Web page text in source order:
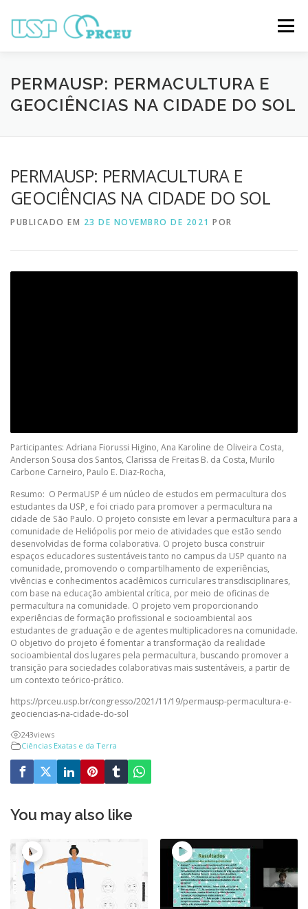
para
Menu
O CONGRESSO PARTICIPAÇÃO VÍDEOS
NOTÍCIAS CONTATO
PERMAUSP: PERMACULTURA E
GEOCIÊNCIAS NA CIDADE DO SOL
PERMAUSP: PERMACULTURA E
GEOCIÊNCIAS NA CIDADE DO SOL
PUBLICADO EM 23 DE NOVEMBRO DE 2021 POR
Participantes: Adriana Fiorussi Higino, Ana Karoline de Oliveira Costa,
Anderson Sousa dos Santos, Clarissa de Freitas B. da Costa, Murilo
Carbone Carneiro, Paulo E. Diaz-Rocha,
Resumo: O PermaUSP é um núcleo de estudos em permacultura dos
estudantes da USP, e foi criado para promover a permacultura na
cidade de São Paulo. O projeto consiste em levar a permacultura para a
comunidade de Heliópolis por meio de atividades que estão sendo
desenvolvidas de forma colaborativa. O projeto busca construir
espaços educadores sustentáveis tanto no campus da USP quanto na
comunidade, promovendo o compartilhamento de experiências,
vivências e conhecimentos acadêmicos curriculares transdisciplinares,
com base na educação ambiental crítica, por meio de oficinas de
permacultura na comunidade. O projeto vem proporcionando
experiências de formação profissional e socioambiental aos
estudantes de graduação e de agentes multiplicadores na comunidade.
O objetivo do projeto é fomentar a transformação da realidade
socioambiental dos lugares pela permacultura, buscando promover a
transição para sociedades colaborativas mais sustentáveis, a partir de
um contexto teórico-prático.
https://prceu.usp.br/congresso/2021/11/19/permausp-permacultura-e-
geociencias-na-cidade-do-sol
243views
Ciências Exatas e da Terra
You may also like